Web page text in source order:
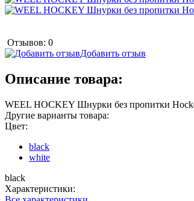
Отзывов: 0
Добавить отзыв
Описание товара:
WEEL HOCKEY Шнурки без пропитки
Другие варианты товара:
Цвет:
black
white
black
Характеристики: